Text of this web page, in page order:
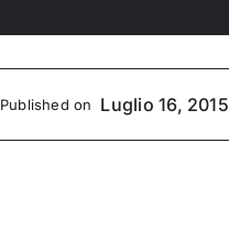
Published on Luglio 16, 2015